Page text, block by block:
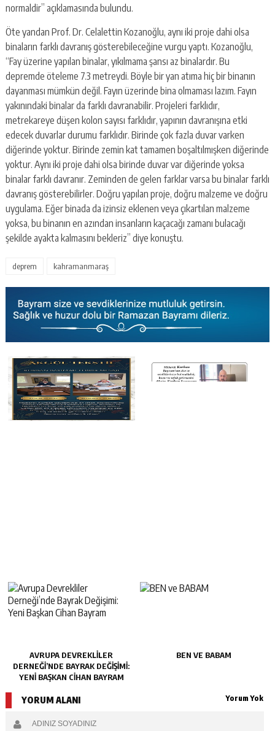
normaldir” açıklamasında bulundu.
Öte yandan Prof. Dr. Celalettin Kozanoğlu, aynı iki proje dahi olsa
binaların farklı davranış gösterebileceğine vurgu yaptı. Kozanoğlu,
“Fay üzerine yapılan binalar, yıkılmama şansı az binalardır. Bu
depremde öteleme 7.3 metreydi. Böyle bir yan atıma hiç bir binanın
dayanması mümkün değil. Fayın üzerinde bina olmaması lazım. Fayın
yakınındaki binalar da farklı davranabilir. Projeleri farklıdır,
metrekareye düşen kolon sayısı farklıdır, yapının davranışına etki
edecek duvarlar durumu farklıdır. Birinde çok fazla duvar varken
diğerinde yoktur. Birinde zemin kat tamamen boşaltılmışken diğerinde
yoktur. Aynı iki proje dahi olsa birinde duvar var diğerinde yoksa
binalar farklı davranır. Zeminden de gelen farklar varsa bu binalar farklı
davranış gösterebilirler. Doğru yapılan proje, doğru malzeme ve doğru
uygulama. Eğer binada da izinsiz eklenen veya çıkartılan malzeme
yoksa, bu binanın en azından insanların kaçacağı zamanı bulacağı
şekilde ayakta kalmasını bekleriz” diye konuştu.
deprem kahramanmaraş
AVRUPA DEVREKLILER
DERNEĞI’NDE BAYRAK DEĞIŞIMI:
YENI BAŞKAN CIHAN BAYRAM
BEN VE BABAM
YORUM ALANI Yorum Yok